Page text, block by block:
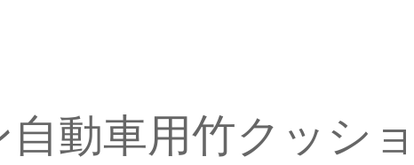
動車用竹クッシ